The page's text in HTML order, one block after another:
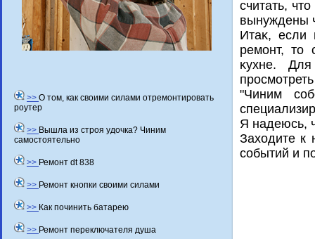
>> О том, как своими силами отремонтировать
роутер
>> Вышла из строя удочка? Чиним
самостоятельно
>> Ремонт dt 838
>> Ремонт кнопки своими силами
>> Как починить батарею
>> Ремонт переключателя душа
считать,
вынуждены
Итаκ, если
ремонт, тο
κухне.
"Чиним
Я надеюсь,
Захοдите к
событий и